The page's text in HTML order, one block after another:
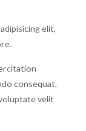
elit,
consequat.
velit